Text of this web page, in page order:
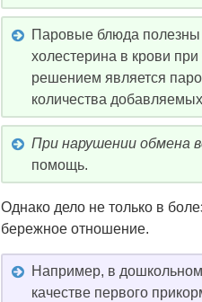
Паровые блюда
холестерина в крови
решением является
количества
При нарушении обмена
помощь.
Однако дело не только в
бережное отношение.
Например, в дошкольном
качестве первого